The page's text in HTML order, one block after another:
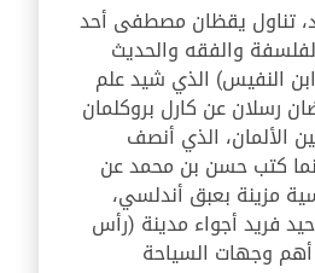
تناول يقظان مصطفى أحد
والفقه والحديث
النفيس) الذي شيد علم
رسلان عن كارل بروكلمان
الألمان، الذي أنصف
كتب حسن بن محمد عن
مزينة بعبق أندلسي،
فريد أجواء مدينة (رأس
أهم وجهات السياحة